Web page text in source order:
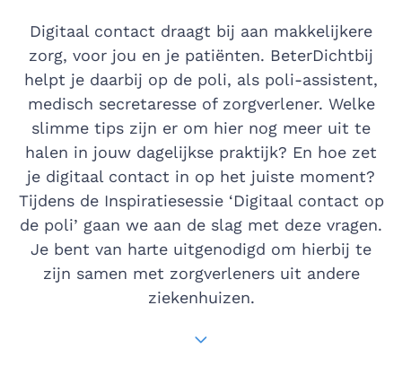
Digitaal contact draagt bij aan makkelijkere
zorg, voor jou en je patiënten. BeterDichtbij
helpt je daarbij op de poli, als poli-assistent,
medisch secretaresse of zorgverlener. Welke
slimme tips zijn er om hier nog meer uit te
halen in jouw dagelijkse praktijk? En hoe zet
je digitaal contact in op het juiste moment?
Tijdens de Inspiratiesessie ‘Digitaal contact op
de poli’ gaan we aan de slag met deze vragen.
Je bent van harte uitgenodigd om hierbij te
zijn samen met zorgverleners uit andere
ziekenhuizen.